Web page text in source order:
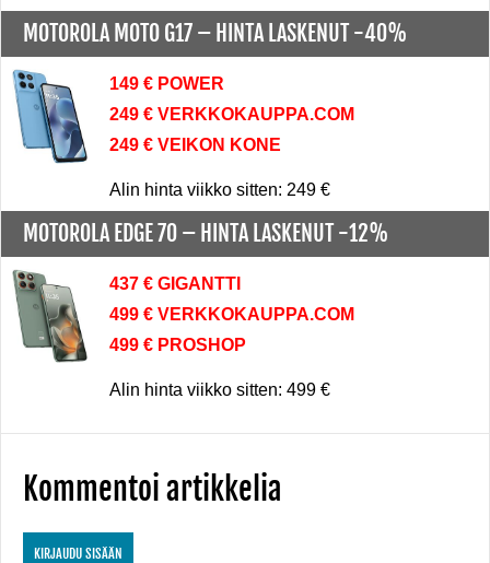
MOTOROLA MOTO G17 – HINTA LASKENUT -40%
149 € POWER
249 € VERKKOKAUPPA.COM
249 € VEIKON KONE
Alin hinta viikko sitten: 249 €
MOTOROLA EDGE 70 – HINTA LASKENUT -12%
437 € GIGANTTI
499 € VERKKOKAUPPA.COM
499 € PROSHOP
Alin hinta viikko sitten: 499 €
Kommentoi artikkelia
KIRJAUDU SISÄÄN